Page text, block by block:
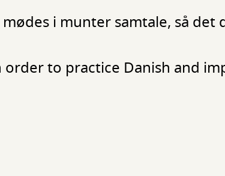
i munter samtale, så det
to practice Danish and